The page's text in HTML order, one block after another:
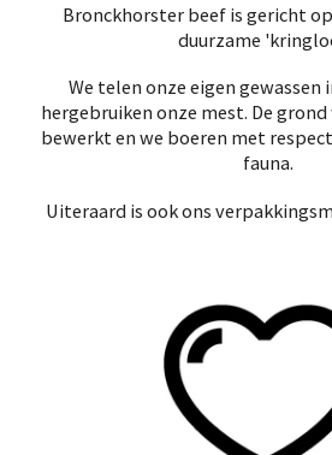
Bronckhorster beef is gericht
duurzame
We telen onze eigen gewassen
hergebruiken onze mest. De
bewerkt en we boeren met
fauna.
Uiteraard is ook ons